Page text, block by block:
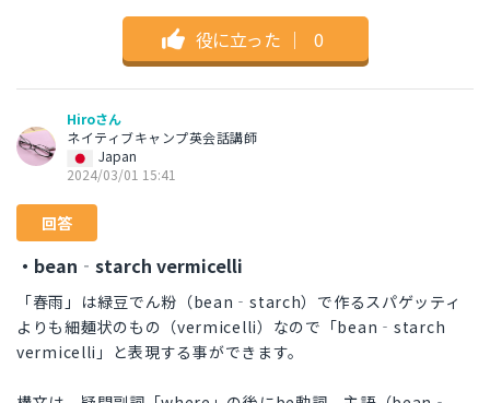
役に立った ｜ 0
Hiroさん
ネイティブキャンプ英会話講師
Japan
2024/03/01 15:41
回答
・bean‐starch vermicelli
「春雨」は緑豆でん粉（bean‐starch）で作るスパゲッティ
よりも細麺状のもの（vermicelli）なので「bean‐starch
vermicelli」と表現する事ができます。